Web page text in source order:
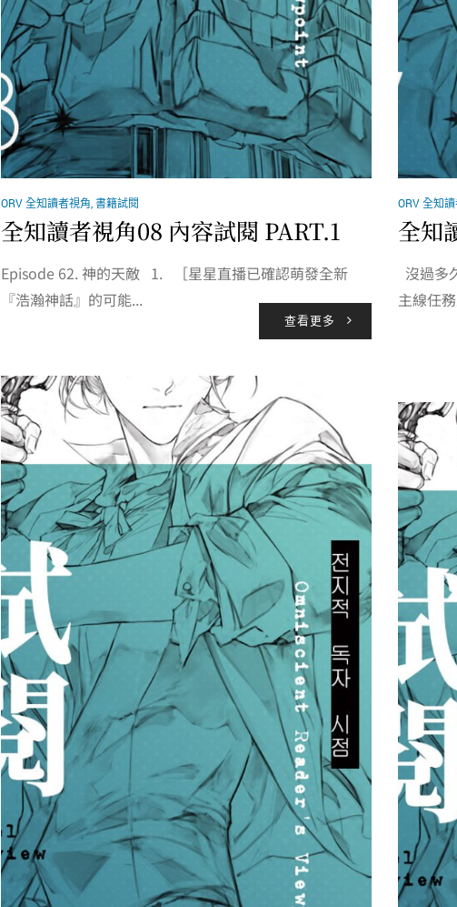
ORV 全知讀者視角 書籍試閱
全知讀者視角08 內容試閱 PART.1
Episode 62. 神的天敵 1. ［星星直播已確認萌發全新
『浩瀚神話』的可能...
查看更多
ORV 全知
全知
沒過多
主線任